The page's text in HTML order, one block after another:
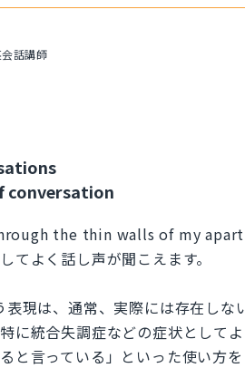
話講師
conversation
the thin walls of my
てよく話し声が聞こえます。
表現は、通常、実際には存在し
に統合失調症などの症状として
と言っている」といった使い方